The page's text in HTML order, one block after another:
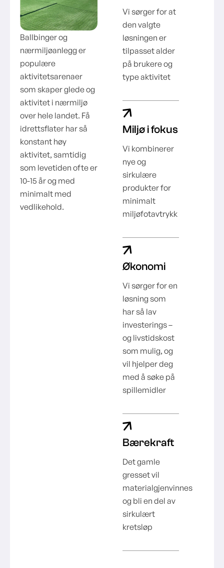
Ballbinger og
nærmiljøanlegg er
populære
aktivitetsarenaer
som skaper glede og
aktivitet i nærmiljø
over hele landet. Få
idrettsflater har så
konstant høy
aktivitet, samtidig
som levetiden ofte er
10-15 år og med
minimalt med
vedlikehold.
Vi sørger for at
den valgte
løsningen er
tilpasset alder
på brukere og
type aktivitet
Miljø i fokus
Vi kombinerer
nye og
sirkulære
produkter for
minimalt
miljøfotavtrykk
Økonomi
Vi sørger for en
løsning som
har så lav
investerings –
og livstidskost
som mulig, og
vil hjelper deg
med å søke på
spillemidler
Bærekraft
Det gamle
gresset vil
materialgjenvinnes
og bli en del av
sirkulært
kretsløp